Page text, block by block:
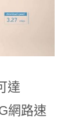
達
網路速